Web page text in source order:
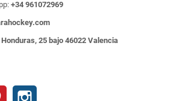
+34 961072969
25 bajo 46022 Valencia
Pinterest